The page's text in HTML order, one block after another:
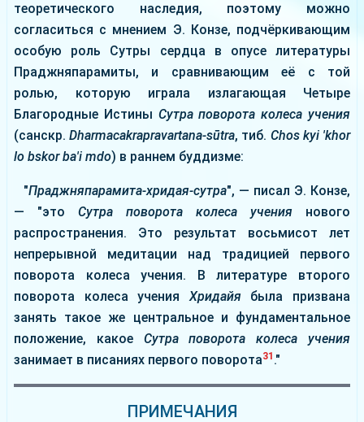
теоретического наследия, поэтому можно
согласиться с мнением Э. Конзе, подчёркивающим
особую роль Сутры сердца в опусе литературы
Праджняпарамиты, и сравнивающим её с той
ролью, которую играла излагающая Четыре
Благородные Истины Сутра поворота колеса учения
(санскр.Dharmacakrapravartana-sūtra, тиб. Chos kyi 'khor
lo bskor ba'i mdo) в раннем буддизме:
"Праджняпарамита-хридая-сутра", — писал Э. Конзе,
— "это Сутра поворота колеса учения нового
распространения. Это результат восьмисот лет
непрерывной медитации над традицией первого
поворота колеса учения. В литературе второго
поворота колеса ученияХридайябыла призвана
занять такое же центральное и фундаментальное
положение, какое Сутра поворота колеса учения
занимает в писаниях первого поворота31 ."
ПРИМЕЧАНИЯ